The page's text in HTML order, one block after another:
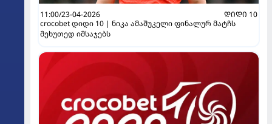
11:00/23-04-2026
ᲓᲘᲓᲘ 10
crocobet დიდი 10 | ნიკა ამაშუკელი ფინალურ მატჩს
მეხუთედ იმსაჯებს